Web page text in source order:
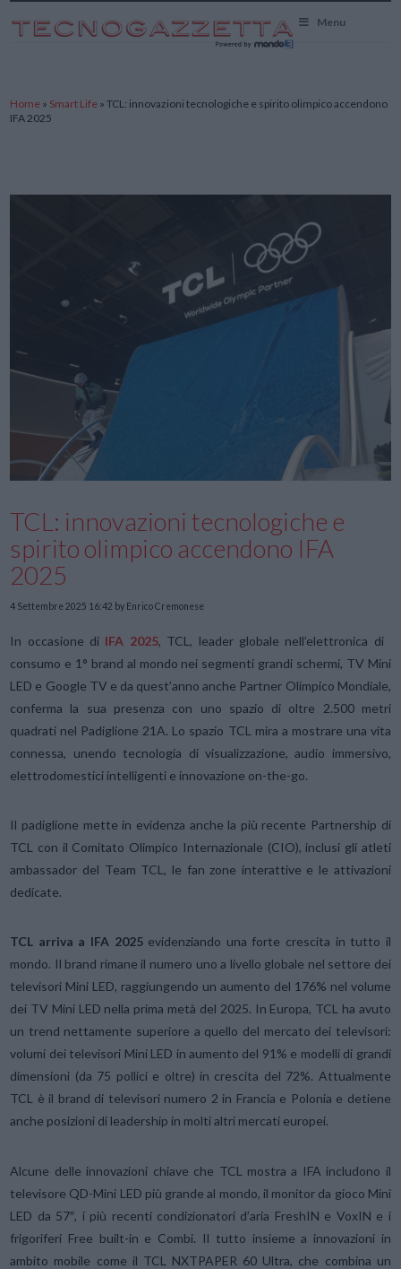
Menu
Home » Smart Life »TCL: innovazioni tecnologiche e spirito olimpico accendono
IFA 2025
TCL: innovazioni tecnologiche e
spirito olimpico accendono IFA
2025
4 Settembre 2025 16:42 by Enrico Cremonese
In occasione di IFA 2025, TCL, leader globale nell’elettronica di
consumo e 1° brand al mondo nei segmenti grandi schermi, TV Mini
LED e Google TV e da quest’anno anche Partner Olimpico Mondiale,
conferma la sua presenza con uno spazio di oltre 2.500 metri
quadrati nel Padiglione 21A. Lo spazio TCL mira a mostrare una vita
connessa, unendo tecnologia di visualizzazione, audio immersivo,
elettrodomestici intelligenti e innovazione on-the-go.
Il padiglione mette in evidenza anche la più recente Partnership di
TCL con il Comitato Olimpico Internazionale (CIO), inclusi gli atleti
ambassador del Team TCL, le fan zone interattive e le attivazioni
dedicate.
TCL arriva a IFA 2025evidenziando una forte crescita in tutto il
mondo. Il brand rimane il numero uno a livello globale nel settore dei
televisori Mini LED, raggiungendo un aumento del 176% nel volume
dei TV Mini LED nella prima metà del 2025. In Europa, TCL ha avuto
un trend nettamente superiore a quello del mercato dei televisori:
volumi dei televisori Mini LED in aumento del 91% e modelli di grandi
dimensioni (da 75 pollici e oltre) in crescita del 72%. Attualmente
TCL è il brand di televisori numero 2 in Francia e Polonia e detiene
anche posizioni di leadership in molti altri mercati europei.
Alcune delle innovazioni chiave che TCL mostra a IFA includono il
televisore QD-Mini LED più grande al mondo, il monitor da gioco Mini
LED da 57″, i più recenti condizionatori d’aria FreshIN e VoxIN e i
frigoriferi Free built-in e Combi. Il tutto insieme a innovazioni in
ambito mobile come il TCL NXTPAPER 60 Ultra, che combina un